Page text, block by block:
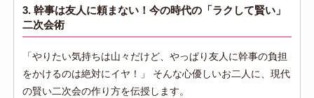
3. 幹事は友人に頼まない！今の時代の「ラクして賢い」
二次会術
「やりたい気持ちは山々だけど、やっぱり友人に幹事の負担
をかけるのは絶対にイヤ！」 そんな心優しいお二人に、現代
の賢い二次会の作り方を伝授します。